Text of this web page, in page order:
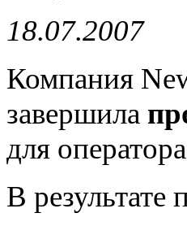
18.07.2007
Компания
завершила
для оператора
В результате